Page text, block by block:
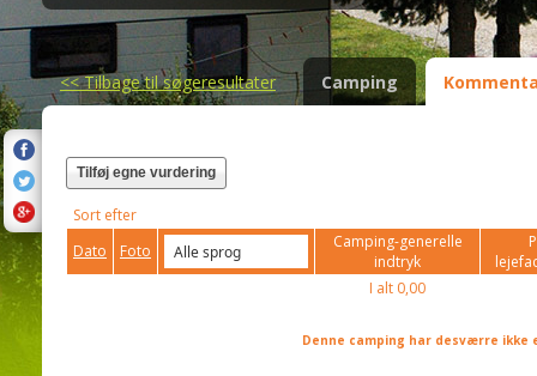
<<Tilbage til søgeresultater Camping
Tilføj egne vurdering
Sort efter
Dato
Foto
Camping-generelle
indtryk
I alt 0,00
Denne camping har desværre